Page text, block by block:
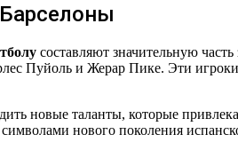
составляют значительную
Пуйоль и Жерар Пике. Эти
новые таланты, которые
нового поколения